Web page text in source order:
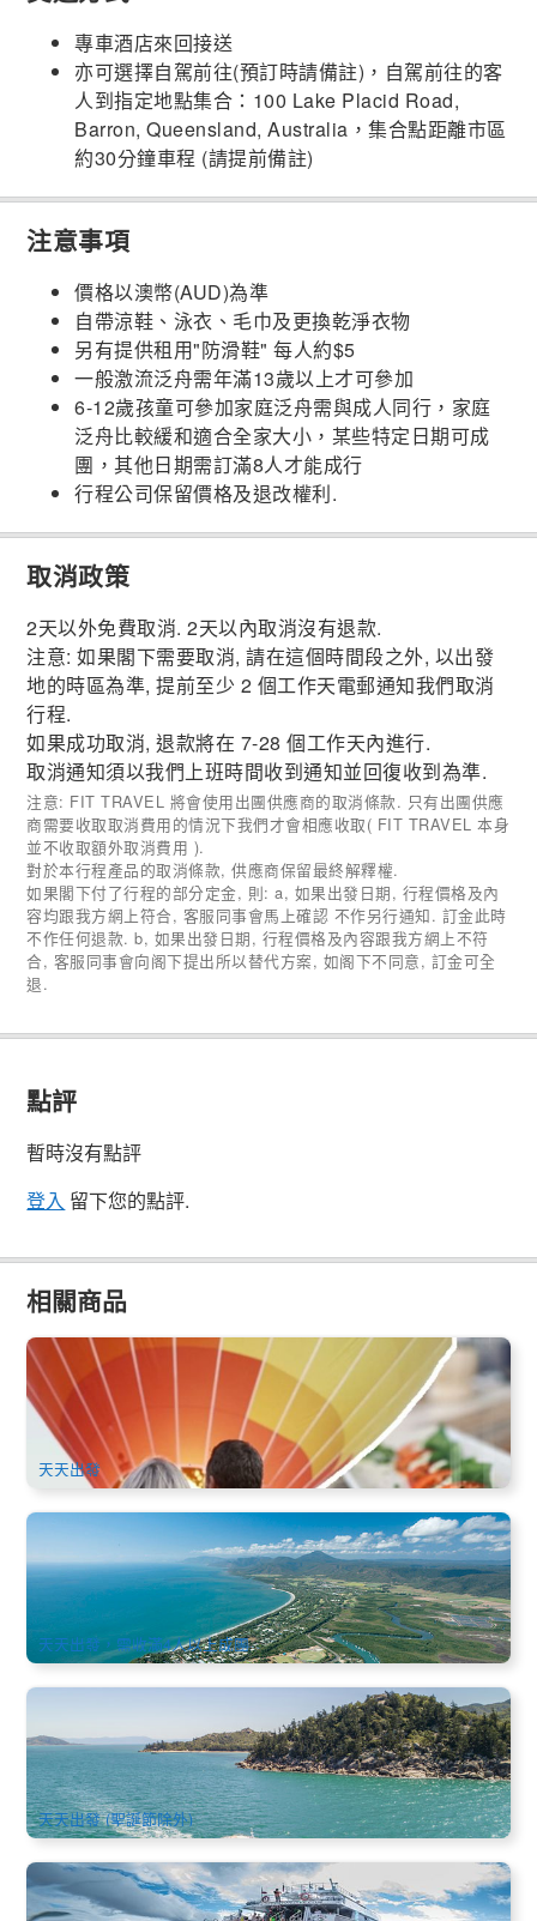
專車酒店來回接送
亦可選擇自駕前往(預訂時請備註)，自駕前往的客
人到指定地點集合：100 Lake Placid Road,
Barron, Queensland, Australia，集合點距離市區
約30分鐘車程 (請提前備註)
注意事項
價格以澳幣(AUD)為準
自帶涼鞋、泳衣、毛巾及更換乾淨衣物
另有提供租用"防滑鞋" 每人約$5
一般激流泛舟需年滿13歲以上才可參加
6-12歲孩童可參加家庭泛舟需與成人同行，家庭
泛舟比較緩和適合全家大小，某些特定日期可成
團，其他日期需訂滿8人才能成行
行程公司保留價格及退改權利.
取消政策
2天以外免費取消. 2天以內取消沒有退款.
注意: 如果閣下需要取消, 請在這個時間段之外, 以出發
地的時區為準, 提前至少 2 個工作天電郵通知我們取消
行程.
如果成功取消, 退款將在 7-28 個工作天內進行.
取消通知須以我們上班時間收到通知並回復收到為準.
注意: FIT TRAVEL 將會使用出團供應商的取消條款. 只有出團供應
商需要收取取消費用的情況下我們才會相應收取( FIT TRAVEL 本身
並不收取額外取消費用 ).
對於本行程產品的取消條款, 供應商保留最終解釋權.
如果閣下付了行程的部分定金, 則: a, 如果出發日期, 行程價格及內
容均跟我方網上符合, 客服同事會馬上確認 不作另行通知. 訂金此時
不作任何退款. b, 如果出發日期, 行程價格及內容跟我方網上不符
合, 客服同事會向阁下提出所以替代方案, 如阁下不同意, 訂金可全
退.
點評
暫時沒有點評
登入 留下您的點評.
相關商品
凱恩斯熱氣球升空｜阿瑟頓高原日出飛行・含接送與水族館午
餐/晚餐券
514 已預訂
AUD $ 489.00 555.00
CNS03347
天天出發
棕櫚灣+鱷魚園+道格拉斯港一日遊 (中文)
963 已預訂
AUD $
CNS03200
天天出發，需收滿4人以上成團
湯斯維爾 | 磁島渡輪來回船票(Townsville - Magnetic Island)
及島上租車 (英文)
321 已預訂
AUD $44.00
TSV03994
天天出發 (聖誕節除外)
凱恩斯真勇者(跳傘體驗+大堡礁一日遊)